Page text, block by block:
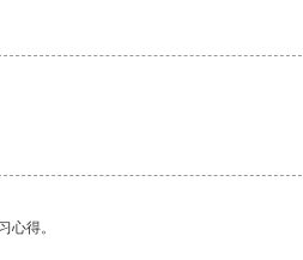
心得。